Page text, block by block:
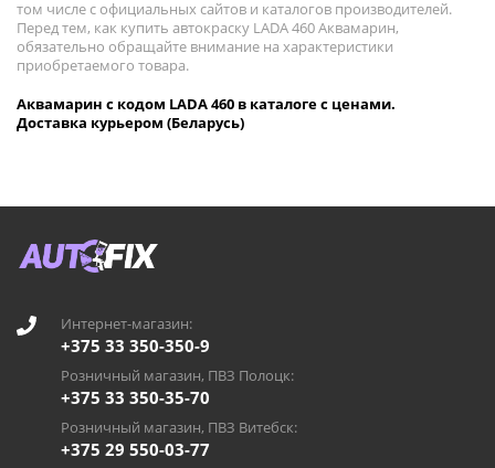
том числе с официальных сайтов и каталогов производителей.
Перед тем, как купить автокраску LADA 460 Аквамарин,
обязательно обращайте внимание на характеристики
приобретаемого товара.
Аквамарин с кодом LADA 460 в каталоге с ценами.
Доставка курьером (Беларусь)
Интернет-магазин:
+375 33 350-350-9
Розничный магазин, ПВЗ Полоцк:
+375 33 350-35-70
Розничный магазин, ПВЗ Витебск:
+375 29 550-03-77